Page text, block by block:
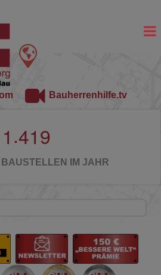
Bauherrenhilfe.tv
1 .419
IM JAHR